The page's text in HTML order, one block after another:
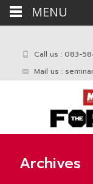
Call us : 083-
Mail us :
Archives
MENU